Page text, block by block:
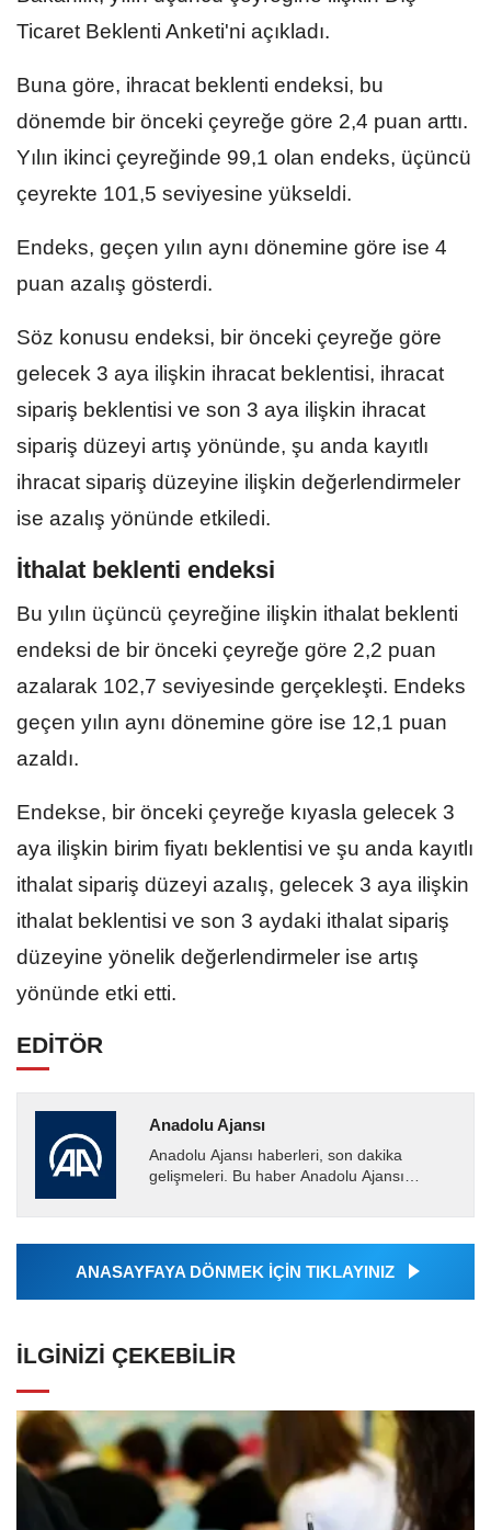
Ticaret Beklenti Anketi'ni açıkladı.
Buna göre, ihracat beklenti endeksi, bu
dönemde bir önceki çeyreğe göre 2,4 puan arttı.
Yılın ikinci çeyreğinde 99,1 olan endeks, üçüncü
çeyrekte 101,5 seviyesine yükseldi.
Endeks, geçen yılın aynı dönemine göre ise 4
puan azalış gösterdi.
Söz konusu endeksi, bir önceki çeyreğe göre
gelecek 3 aya ilişkin ihracat beklentisi, ihracat
sipariş beklentisi ve son 3 aya ilişkin ihracat
sipariş düzeyi artış yönünde, şu anda kayıtlı
ihracat sipariş düzeyine ilişkin değerlendirmeler
ise azalış yönünde etkiledi.
İthalat beklenti endeksi
Bu yılın üçüncü çeyreğine ilişkin ithalat beklenti
endeksi de bir önceki çeyreğe göre 2,2 puan
azalarak 102,7 seviyesinde gerçekleşti. Endeks
geçen yılın aynı dönemine göre ise 12,1 puan
azaldı.
Endekse, bir önceki çeyreğe kıyasla gelecek 3
aya ilişkin birim fiyatı beklentisi ve şu anda kayıtlı
ithalat sipariş düzeyi azalış, gelecek 3 aya ilişkin
ithalat beklentisi ve son 3 aydaki ithalat sipariş
düzeyine yönelik değerlendirmeler ise artış
yönünde etki etti.
EDİTÖR
Anadolu Ajansı
Anadolu Ajansı haberleri, son dakika
gelişmeleri. Bu haber Anadolu Ajansı
tarafından geçilen tüm...
ANASAYFAYA DÖNMEK İÇİN TIKLAYINIZ
İLGINIZI ÇEKEBILIR